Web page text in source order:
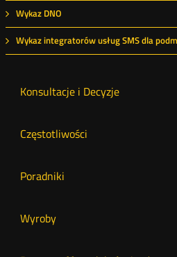
Wykaz DNO
Wykaz integratorów usług SMS dla
Konsultacje i Decyzje
Częstotliwości
Poradniki
Wyroby